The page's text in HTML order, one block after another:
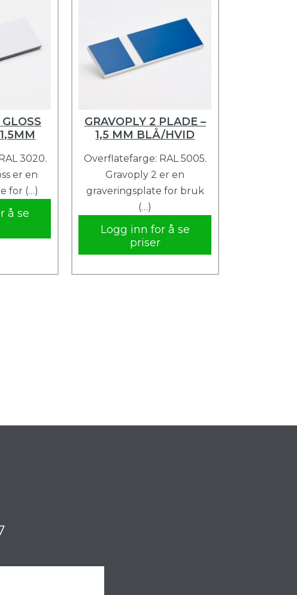
3020.
er en
for (…)
å se
GRAVOPLY 2 PLADE –
1,5 MM BLÅ/HVID
Overflatefarge: RAL 5005.
Gravoply 2 er en
graveringsplate for bruk
(…)
Logg inn for å se
priser